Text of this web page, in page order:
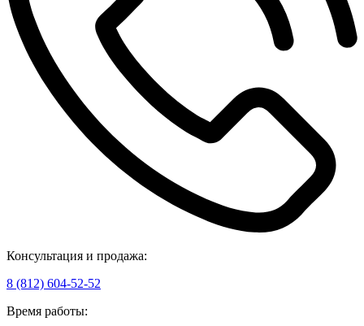
Консультация и продажа:
8 (812) 604-52-52
Время работы: